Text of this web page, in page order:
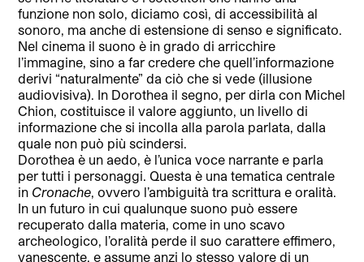
funzione non solo, diciamo così, di accessibilità al
sonoro, ma anche di estensione di senso e significato.
Nel cinema il suono è in grado di arricchire
l’immagine, sino a far credere che quell’informazione
derivi “naturalmente” da ciò che si vede (illusione
audiovisiva). In Dorothea il segno, per dirla con Michel
Chion, costituisce il valore aggiunto, un livello di
informazione che si incolla alla parola parlata, dalla
quale non può più scindersi.
Dorothea è un aedo, è l’unica voce narrante e parla
per tutti i personaggi. Questa è una tematica centrale
in Cronache , ovvero l’ambiguità tra scrittura e oralità.
In un futuro in cui qualunque suono può essere
recuperato dalla materia, come in uno scavo
archeologico, l’oralità perde il suo carattere effimero,
vanescente, e assume anzi lo stesso valore di un